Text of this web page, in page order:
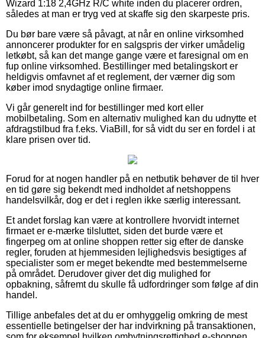
Wizard 1:18 2,4GHz R/C white inden du placerer ordren,
således at man er tryg ved at skaffe sig den skarpeste pris.
Du bør bare være så påvagt, at når en online virksomhed
annoncerer produkter for en salgspris der virker umådelig
letkøbt, så kan det mange gange være et faresignal om en
fup online virksomhed. Bestillinger med betalingskort er
heldigvis omfavnet af et reglement, der værner dig som
køber imod snydagtige online firmaer.
Vi går generelt ind for bestillinger med kort eller
mobilbetaling. Som en alternativ mulighed kan du udnytte et
afdragstilbud fra f.eks. ViaBill, for så vidt du ser en fordel i at
klare prisen over tid.
Forud for at nogen handler på en netbutik behøver de til hver
en tid gøre sig bekendt med indholdet af netshoppens
handelsvilkår, dog er det i reglen ikke særlig interessant.
Et andet forslag kan være at kontrollere hvorvidt internet
firmaet er e-mærke tilsluttet, siden det burde være et
fingerpeg om at online shoppen retter sig efter de danske
regler, foruden at hjemmesiden lejlighedsvis besigtiges af
specialister som er meget bekendte med bestemmelserne
på området. Derudover giver det dig mulighed for
opbakning, såfremt du skulle få udfordringer som følge af din
handel.
Tillige anbefales det at du er omhyggelig omkring de mest
essentielle betingelser der har indvirkning på transaktionen,